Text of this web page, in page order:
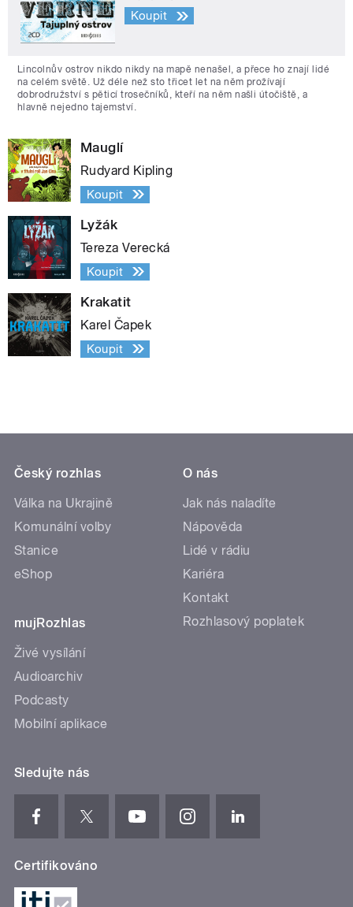
Koupit
Lincolnův ostrov nikdo nikdy na mapě nenašel, a přece ho znají lidé
na celém světě. Už déle než sto třicet let na něm prožívají
dobrodružství s pěticí trosečníků, kteří na něm našli útočiště, a
hlavně nejedno tajemství.
Mauglí
Rudyard Kipling
Koupit
Lyžák
Tereza Verecká
Koupit
Krakatit
Karel Čapek
Koupit
Český rozhlas
Válka na Ukrajině
Komunální volby
Stanice
eShop
mujRozhlas
Živé vysílání
Audioarchiv
Podcasty
Mobilní aplikace
O nás
Jak nás naladíte
Nápověda
Lidé v rádiu
Kariéra
Kontakt
Rozhlasový poplatek
Sledujte nás
Certifikováno